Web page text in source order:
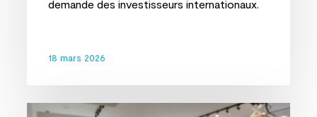
demande des investisseurs internationaux.
18 mars 2026
3e